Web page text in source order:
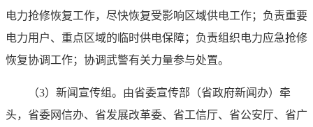
电力抢修恢复工作，尽快恢复受影响区域供电工作；负责重要
电力用户、重点区域的临时供电保障；负责组织电力应急抢修
恢复协调工作；协调武警有关力量参与处置。
（3）新闻宣传组。由省委宣传部（省政府新闻办）牵
头，省委网信办、省发展改革委、省工信厅、省公安厅、省广